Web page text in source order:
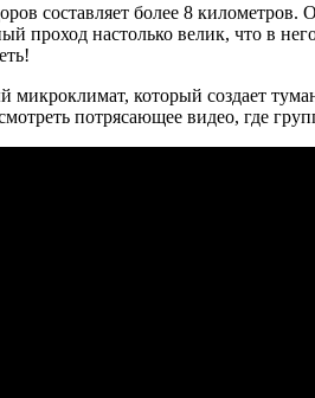
составляет более 8 километров.
проход настолько велик, что в
который создает
потрясающее видео, где